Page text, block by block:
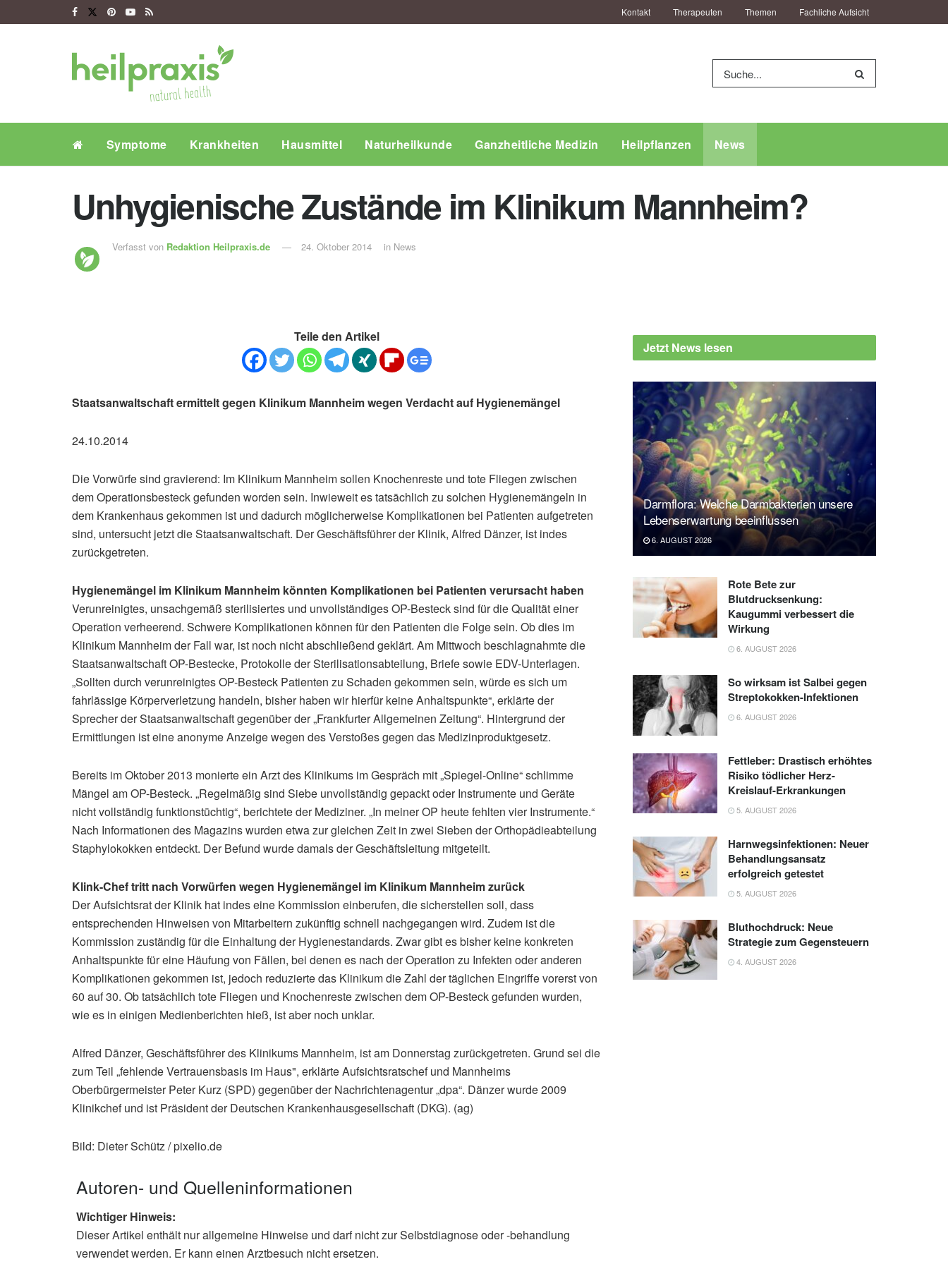
Kontakt Therapeuten Themen Fachliche Aufsicht
Symptome Krankheiten Hausmittel Naturheilkunde Ganzheitliche Medizin Heilpflanzen News
Unhygienische Zustände im Klinikum Mannheim?
Verfasst von Redaktion Heilpraxis.de 24. Oktober 2014 in News
Teile den Artikel
Staatsanwaltschaft ermittelt gegen Klinikum Mannheim wegen Verdacht auf Hygienemängel
24.10.2014
Die Vorwürfe sind gravierend: Im Klinikum Mannheim sollen Knochenreste und tote Fliegen zwischen
dem Operationsbesteck gefunden worden sein. Inwieweit es tatsächlich zu solchen Hygienemängeln in
dem Krankenhaus gekommen ist und dadurch möglicherweise Komplikationen bei Patienten aufgetreten
sind, untersucht jetzt die Staatsanwaltschaft. Der Geschäftsführer der Klinik, Alfred Dänzer, ist indes
zurückgetreten.
Hygienemängel im Klinikum Mannheim könnten Komplikationen bei Patienten verursacht haben
Verunreinigtes, unsachgemäß sterilisiertes und unvollständiges OP-Besteck sind für die Qualität einer
Operation verheerend. Schwere Komplikationen können für den Patienten die Folge sein. Ob dies im
Klinikum Mannheim der Fall war, ist noch nicht abschließend geklärt. Am Mittwoch beschlagnahmte die
Staatsanwaltschaft OP-Bestecke, Protokolle der Sterilisationsabteilung, Briefe sowie EDV-Unterlagen.
„Sollten durch verunreinigtes OP-Besteck Patienten zu Schaden gekommen sein, würde es sich um
fahrlässige Körperverletzung handeln, bisher haben wir hierfür keine Anhaltspunkte“, erklärte der
Sprecher der Staatsanwaltschaft gegenüber der „Frankfurter Allgemeinen Zeitung“. Hintergrund der
Ermittlungen ist eine anonyme Anzeige wegen des Verstoßes gegen das Medizinproduktgesetz.
Bereits im Oktober 2013 monierte ein Arzt des Klinikums im Gespräch mit „Spiegel-Online“ schlimme
Mängel am OP-Besteck. „Regelmäßig sind Siebe unvollständig gepackt oder Instrumente und Geräte
nicht vollständig funktionstüchtig“, berichtete der Mediziner. „In meiner OP heute fehlten vier Instrumente.“
Nach Informationen des Magazins wurden etwa zur gleichen Zeit in zwei Sieben der Orthopädieabteilung
Staphylokokken entdeckt. Der Befund wurde damals der Geschäftsleitung mitgeteilt.
Klink-Chef tritt nach Vorwürfen wegen Hygienemängel im Klinikum Mannheim zurück
Der Aufsichtsrat der Klinik hat indes eine Kommission einberufen, die sicherstellen soll, dass
entsprechenden Hinweisen von Mitarbeitern zukünftig schnell nachgegangen wird. Zudem ist die
Kommission zuständig für die Einhaltung der Hygienestandards. Zwar gibt es bisher keine konkreten
Anhaltspunkte für eine Häufung von Fällen, bei denen es nach der Operation zu Infekten oder anderen
Komplikationen gekommen ist, jedoch reduzierte das Klinikum die Zahl der täglichen Eingriffe vorerst von
60 auf 30. Ob tatsächlich tote Fliegen und Knochenreste zwischen dem OP-Besteck gefunden wurden,
wie es in einigen Medienberichten hieß, ist aber noch unklar.
Alfred Dänzer, Geschäftsführer des Klinikums Mannheim, ist am Donnerstag zurückgetreten. Grund sei die
zum Teil „fehlende Vertrauensbasis im Haus", erklärte Aufsichtsratschef und Mannheims
Oberbürgermeister Peter Kurz (SPD) gegenüber der Nachrichtenagentur „dpa“. Dänzer wurde 2009
Klinikchef und ist Präsident der Deutschen Krankenhausgesellschaft (DKG). (ag)
Bild: Dieter Schütz / pixelio.de
Autoren- und Quelleninformationen
Wichtiger Hinweis:
Dieser Artikel enthält nur allgemeine Hinweise und darf nicht zur Selbstdiagnose oder -behandlung
verwendet werden. Er kann einen Arztbesuch nicht ersetzen.
Jetzt News lesen
Darmflora: Welche Darmbakterien unsere
Lebenserwartung beeinflussen
6. AUGUST 2026
Rote Bete zur
Blutdrucksenkung:
Kaugummi verbessert die
Wirkung
6. AUGUST 2026
So wirksam ist Salbei gegen
Streptokokken-Infektionen
6. AUGUST 2026
Fettleber: Drastisch erhöhtes
Risiko tödlicher Herz-
Kreislauf-Erkrankungen
5. AUGUST 2026
Harnwegsinfektionen: Neuer
Behandlungsansatz
erfolgreich getestet
5. AUGUST 2026
Bluthochdruck: Neue
Strategie zum Gegensteuern
4. AUGUST 2026